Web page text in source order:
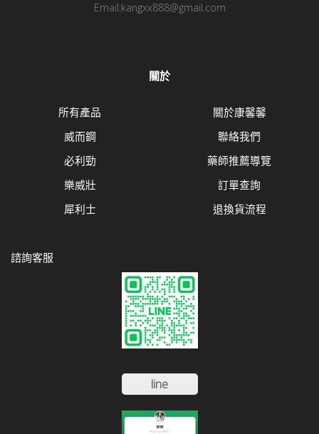
Email:kangxx888@gmail.com
關於
所有產品
威而鋼
必利勁
樂威壯
犀利士
關於康馨馨
聯絡我們
藥師推薦導覽
訂單查詢
退換貨流程
諮詢客服
line